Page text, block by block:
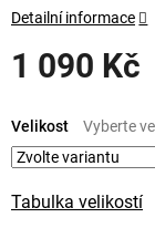
1 090 Kč
cena:
Tabulka velikostí
Velikost
Detailní informace